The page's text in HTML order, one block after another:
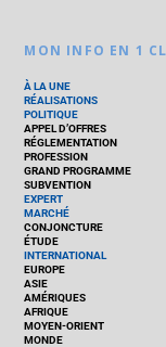
MON INFO EN 1
À LA UNE
RÉALISATIONS
POLITIQUE
APPEL D’OFFRES
RÉGLEMENTATION
PROFESSION
GRAND PROGRAMME
SUBVENTION
EXPERT
MARCHÉ
CONJONCTURE
ÉTUDE
INTERNATIONAL
EUROPE
ASIE
AMÉRIQUES
AFRIQUE
MOYEN-ORIENT
MONDE